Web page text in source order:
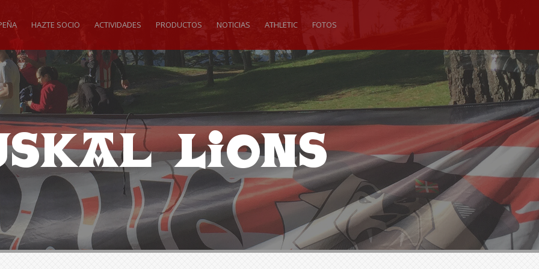
HAZTE SOCIO ACTIVIDADES PRODUCTOS NOTICIAS ATHLETIC FOTOS